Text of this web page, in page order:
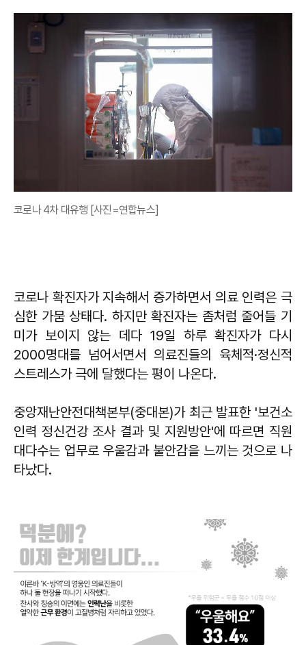
코로나 4차 대유행 [사진=연합뉴스]
코로나 확진자가 지속해서 증가하면서 의료 인력은 극
심한 가뭄 상태다. 하지만 확진자는 좀처럼 줄어들 기
미가 보이지 않는 데다 19일 하루 확진자가 다시
2000명대를 넘어서면서 의료진들의 육체적·정신적
스트레스가 극에 달했다는 평이 나온다.
중앙재난안전대책본부(중대본)가 최근 발표한 '보건소
인력 정신건강 조사 결과 및 지원방안'에 따르면 직원
대다수는 업무로 우울감과 불안감을 느끼는 것으로 나
타났다.